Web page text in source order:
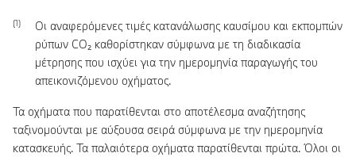
Οι αναφερόμενες τιμές κατανάλωσης καυσίμου και εκπομπών
ρύπων CO₂ καθορίστηκαν σύμφωνα με τη διαδικασία
μέτρησης που ισχύει για την ημερομηνία παραγωγής του
απεικονιζόμενου οχήματος.
Τα οχήματα που παρατίθενται στο αποτέλεσμα αναζήτησης
ταξινομούνται με αύξουσα σειρά σύμφωνα με την ημερομηνία
κατασκευής. Τα παλαιότερα οχήματα παρατίθενται πρώτα. Όλοι οι